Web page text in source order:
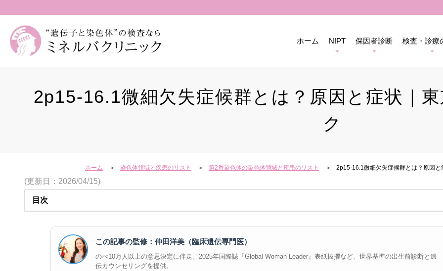
ホーム NIPT 保因者診断 検査・診療
2p15-16.1微細欠失症候群とは？原因と症状｜
ク
ホーム 染色体領域と疾患のリスト 第2番染色体の染色体領域と疾患のリスト 2p15-16.1微細欠失症候群とは？原因
(更新日：2026/04/15)
目次
この記事の監修：仲田洋美（臨床遺伝専門医）
のべ10万人以上の意思決定に伴走。2025年国際誌『Global Woman Leader』表紙抜擢など、世界基準の出生前診断と遺
伝カウンセリングを提供。